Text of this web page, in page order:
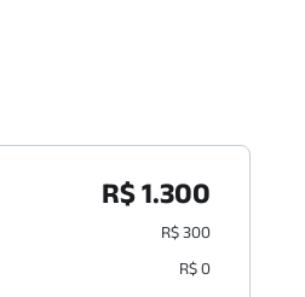
R$ 1.300
R$ 300
R$ 0